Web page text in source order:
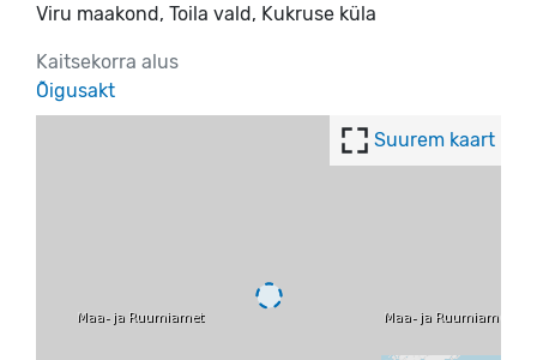
Viru maakond, Toila vald, Kukruse küla
Kaitsekorra alus
Õigusakt
Suurem kaart